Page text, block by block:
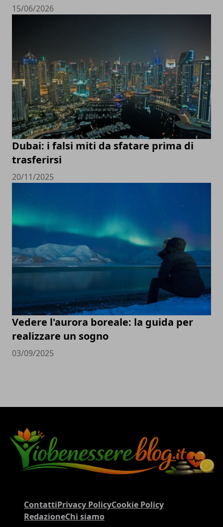
15/06/2026
Dubai: i falsi miti da sfatare prima di
trasferirsi
20/11/2025
Vedere l'aurora boreale: la guida per
realizzare un sogno
03/09/2025
ContattiPrivacy PolicyCookie Policy
RedazioneChi siamo